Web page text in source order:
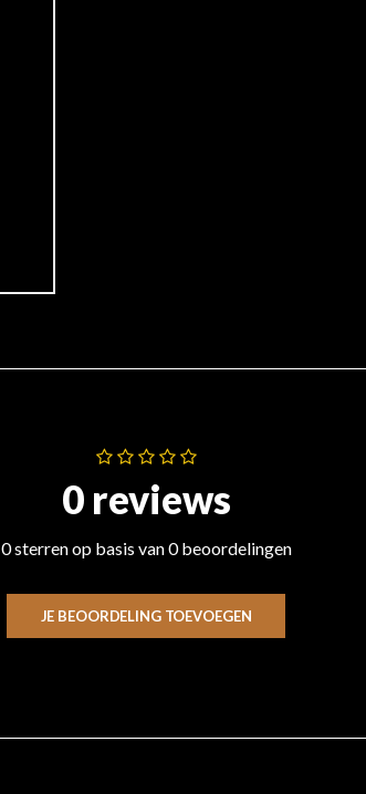
0 reviews
0 sterren op basis van 0 beoordelingen
JE BEOORDELING TOEVOEGEN